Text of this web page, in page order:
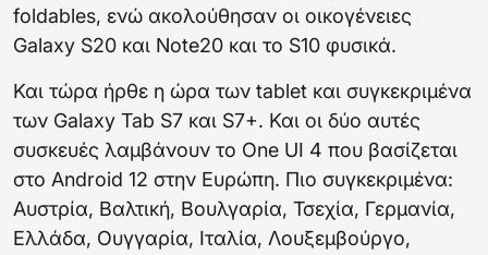
foldables, ενώ ακολούθησαν οι οικογένειες
Galaxy S20 και Note20 και το S10 φυσικά.
Και τώρα ήρθε η ώρα των tablet και συγκεκριμένα
των Galaxy Tab S7 και S7+. Και οι δύο αυτές
συσκευές λαμβάνουν το One UI 4 που βασίζεται
στο Android 12 στην Ευρώπη. Πιο συγκεκριμένα:
Αυστρία, Βαλτική, Βουλγαρία, Τσεχία, Γερμανία,
Ελλάδα, Ουγγαρία, Ιταλία, Λουξεμβούργο,